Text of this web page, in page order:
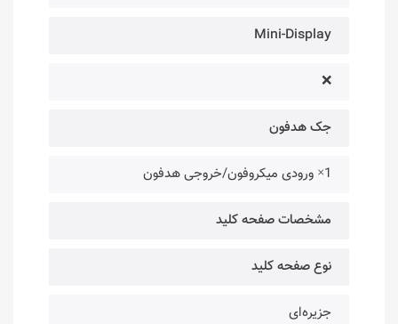
Mini-Display
❌
جک هدفون
1× ورودی میکروفون/خروجی هدفون
مشخصات صفحه کلید
نوع صفحه کلید
جزیره‌ای